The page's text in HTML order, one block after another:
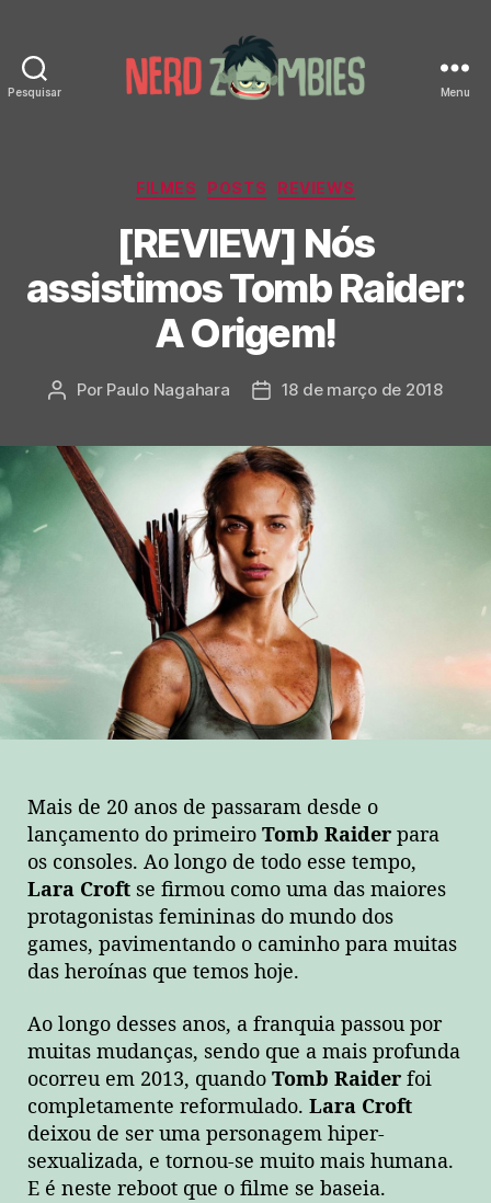
Pesquisar Menu
Categorias
FILMES POSTS REVIEWS
[REVIEW] Nós
assistimos Tomb Raider:
A Origem!
Autor
Por Paulo Nagahara
Data18 de março de 2018
Mais de 20 anos de passaram desde o
lançamento do primeiro Tomb Raider para
os consoles. Ao longo de todo esse tempo,
Lara Croft se firmou como uma das maiores
protagonistas femininas do mundo dos
games, pavimentando o caminho para muitas
das heroínas que temos hoje.
Ao longo desses anos, a franquia passou por
muitas mudanças, sendo que a mais profunda
ocorreu em 2013, quando Tomb Raider foi
completamente reformulado. Lara Croft
deixou de ser uma personagem hiper-
sexualizada, e tornou-se muito mais humana.
E é neste reboot que o filme se baseia.